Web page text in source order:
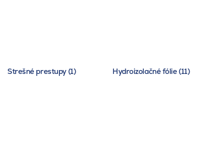
Strešné prestupy (1) Hydroizolačné fólie (11)